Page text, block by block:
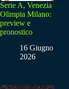
Serie A, Venezia
Olimpia Milano:
preview e
pronostico
16 Giugno
2026